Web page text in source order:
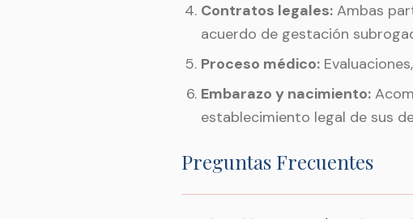
Contratos legales: Ambas
acuerdo de gestación
Proceso médico:
Embarazo y nacimiento:
establecimiento legal de sus
Preguntas Frecuentes